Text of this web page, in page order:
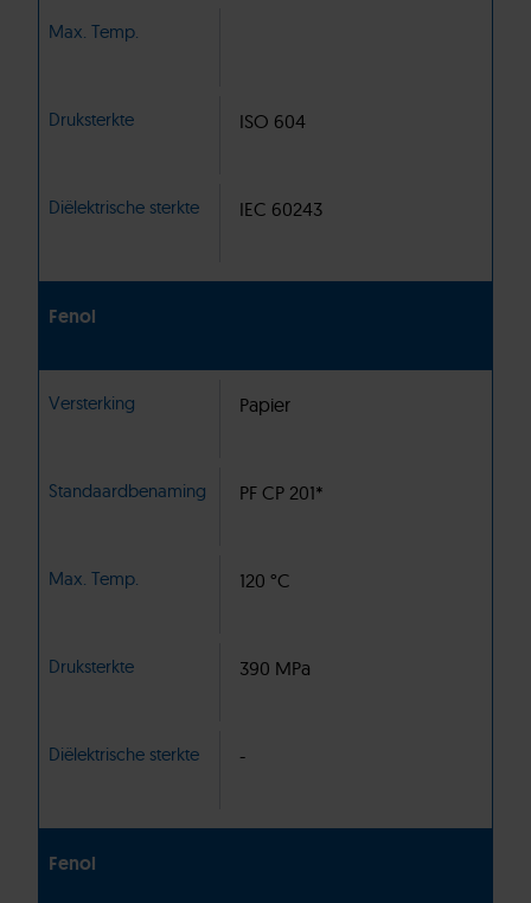
Max. Temp.
Druksterkte ISO 604
Diëlektrische sterkte IEC 60243
Fenol
Versterking Papier
Standaardbenaming PF CP 201*
Max. Temp. 120 °C
Druksterkte 390 MPa
Diëlektrische sterkte -
Fenol